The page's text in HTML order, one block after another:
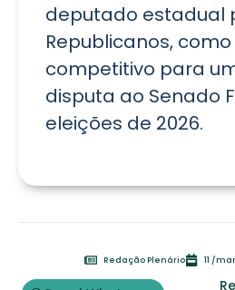
deputado estadual
Republicanos,
competitivo para
disputa ao Senado
eleições de 2026.
Redação Plenário 11 /